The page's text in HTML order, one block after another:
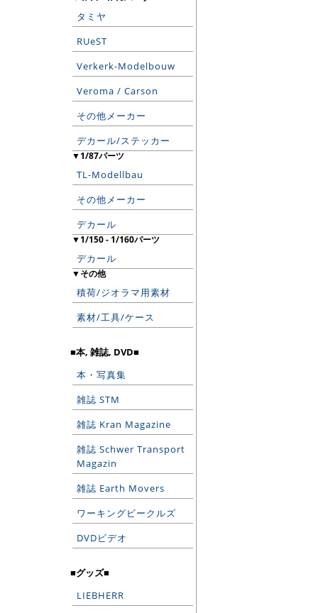
タミヤ
RUeST
Verkerk-Modelbouw
Veroma / Carson
その他メーカー
デカール/ステッカー
▼1/87パーツ
TL-Modellbau
その他メーカー
デカール
▼1/150 - 1/160パーツ
デカール
▼その他
積荷/ジオラマ用素材
素材/工具/ケース
■本, 雑誌, DVD■
本・写真集
雑誌 STM
雑誌 Kran Magazine
雑誌 Schwer Transport
Magazin
雑誌 Earth Movers
ワーキングビークルズ
DVDビデオ
■グッズ■
LIEBHERR